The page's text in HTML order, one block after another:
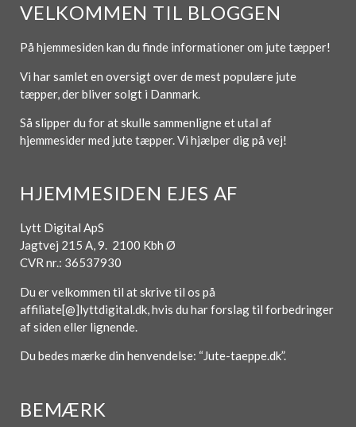
VELKOMMEN TIL BLOGGEN
På hjemmesiden kan du finde informationer om jute tæpper!
Vi har samlet en oversigt over de mest populære jute
tæpper, der bliver solgt i Danmark.
Så slipper du for at skulle sammenligne et utal af
hjemmesider med jute tæpper. Vi hjælper dig på vej!
HJEMMESIDEN EJES AF
Lytt Digital ApS
Jagtvej 215 A, 9. 2100 Kbh Ø
CVR nr.: 36537930
Du er velkommen til at skrive til os på
affiliate[@]lyttdigital.dk, hvis du har forslag til forbedringer
af siden eller lignende.
Du bedes mærke din henvendelse: “Jute-taeppe.dk”.
BEMÆRK